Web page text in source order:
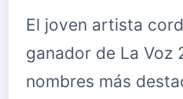
El joven artista
ganador de La Voz
nombres más